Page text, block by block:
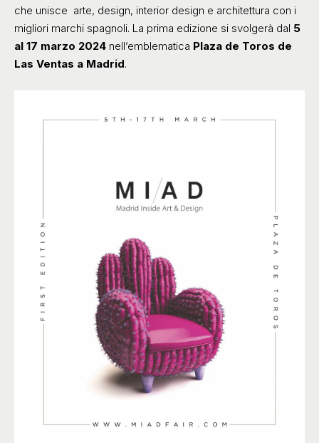
che unisce arte, design, interior design e architettura con i
migliori marchi spagnoli. La prima edizione si svolgerà dal 5
al 17 marzo 2024 nell’emblematica Plaza de Toros de
Las Ventas a Madrid.​